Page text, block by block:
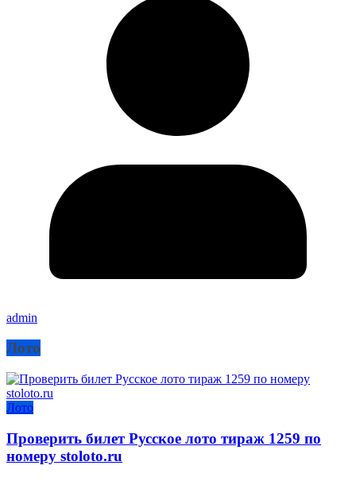
admin
Лото
Лото
Проверить билет Русское лото тираж 1259 по
номеру stoloto.ru